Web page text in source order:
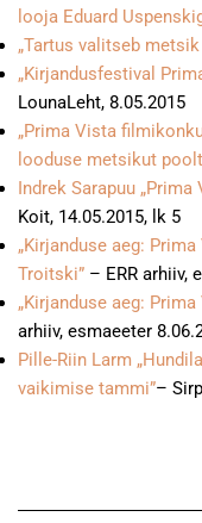
looja Eduard
„Tartus valitseb metsik
„Kirjandusfestival
LounaLeht, 8.05.2015
„Prima Vista
looduse metsikut
Indrek Sarapuu
Koit, 14.05.2015, lk 5
„Kirjanduse aeg:
Troitski” – ERR arhiiv,
„Kirjanduse aeg:
arhiiv, esmaeeter
Pille-Riin Larm
vaikimise tammi”–